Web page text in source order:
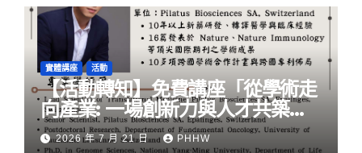
實體講座 活動
【活動轉知】免費講座「從學術走
向產業: ⼀場創新力與⼈才共築的
旅程」
2026 年 7 月 21 日 PHHW